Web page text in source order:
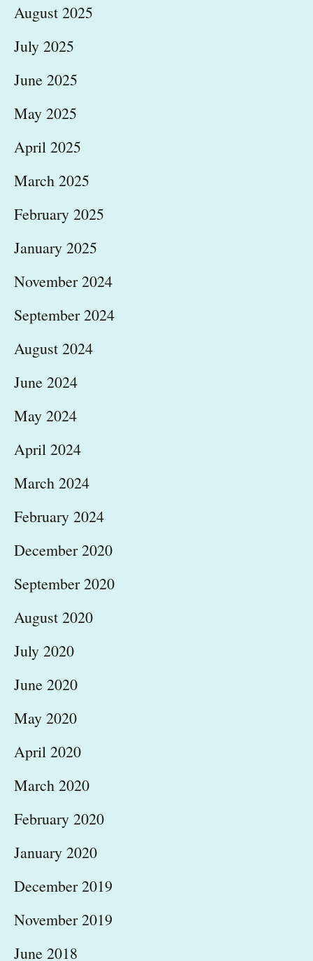
August 2025
July 2025
June 2025
May 2025
April 2025
March 2025
February 2025
January 2025
November 2024
September 2024
August 2024
June 2024
May 2024
April 2024
March 2024
February 2024
December 2020
September 2020
August 2020
July 2020
June 2020
May 2020
April 2020
March 2020
February 2020
January 2020
December 2019
November 2019
June 2018